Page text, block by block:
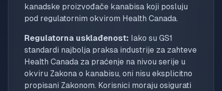
kanadske proizvođače kanabisa koji posluju
pod regulatornim okvirom Health Canada.
Regulatorna usklađenost: Iako su GS1
standardi najbolja praksa industrije za zahteve
Health Canada za praćenje na nivou serije u
okviru Zakona o kanabisu, oni nisu eksplicitno
propisani Zakonom. Korisnici moraju osigurati